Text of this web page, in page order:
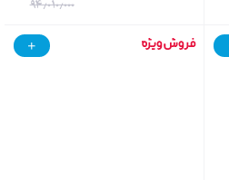
۹۴٫۰۱۰٫۰۰۰